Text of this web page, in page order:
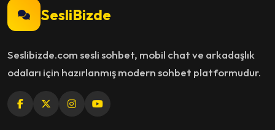
SesliBizde
Seslibizde.com sesli sohbet, mobil chat ve arkadaşlık
odaları için hazırlanmış modern sohbet platformudur.